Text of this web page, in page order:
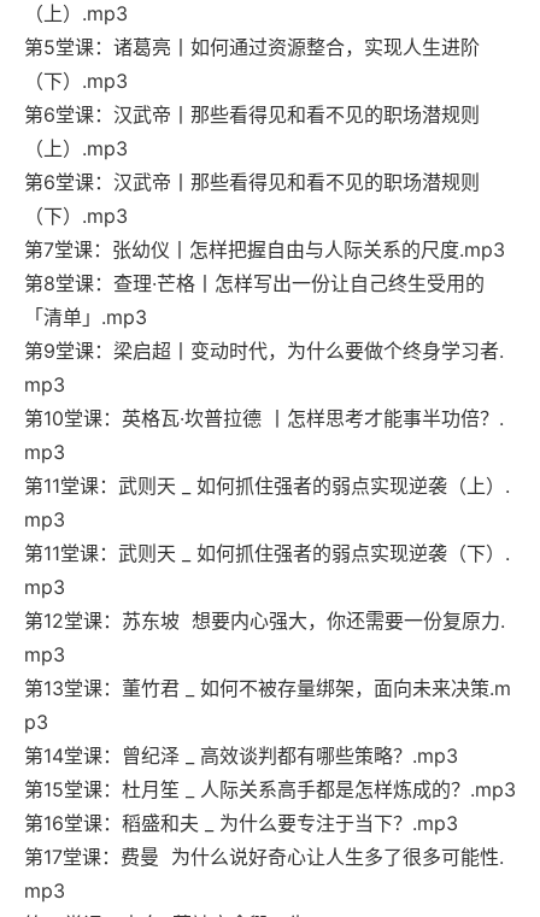
（上）.mp3
第5堂课：诸葛亮丨如何通过资源整合，实现人生进阶
（下）.mp3
第6堂课：汉武帝丨那些看得见和看不见的职场潜规则
（上）.mp3
第6堂课：汉武帝丨那些看得见和看不见的职场潜规则
（下）.mp3
第7堂课：张幼仪丨怎样把握自由与人际关系的尺度.mp3
第8堂课：查理·芒格丨怎样写出一份让自己终生受用的
「清单」.mp3
第9堂课：梁启超丨变动时代，为什么要做个终身学习者.
mp3
第10堂课：英格瓦·坎普拉德 丨怎样思考才能事半功倍？.
mp3
第11堂课：武则天 _ 如何抓住强者的弱点实现逆袭（上）.
mp3
第11堂课：武则天 _ 如何抓住强者的弱点实现逆袭（下）.
mp3
第12堂课：苏东坡 想要内心强大，你还需要一份复原力.
mp3
第13堂课：董竹君 _ 如何不被存量绑架，面向未来决策.m
p3
第14堂课：曾纪泽 _ 高效谈判都有哪些策略？.mp3
第15堂课：杜月笙 _ 人际关系高手都是怎样炼成的？.mp3
第16堂课：稻盛和夫 _ 为什么要专注于当下？.mp3
第17堂课：费曼 为什么说好奇心让人生多了很多可能性.
mp3